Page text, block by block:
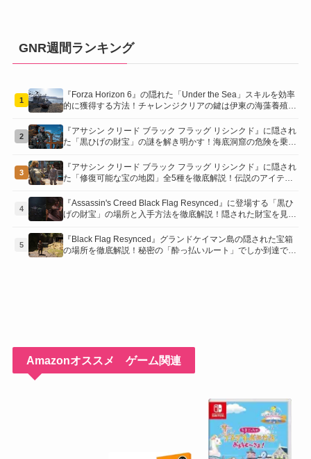
GNR週間ランキング
1
『Forza Horizon 6』の隠れた「Under the Sea」スキルを効率
的に獲得する方法！チャレンジクリアの鍵は伊東の海藻養殖場
2
『アサシン クリード ブラック フラッグ リシンクド』に隠され
た「黒ひげの財宝」の謎を解き明かす！海底洞窟の危険を乗り
3
『アサシン クリード ブラック フラッグ リシンクド』に隠され
た「修復可能な宝の地図」全5種を徹底解説！伝説のアイテム
コツを紹介！
4
『Assassin's Creed Black Flag Resynced』に登場する「黒ひ
げの財宝」の場所と入手方法を徹底解説！隠された財宝を見つ
5
『Black Flag Resynced』グランドケイマン島の隠された宝箱
の場所を徹底解説！秘密の「酔っ払いルート」でしか到達でき
Amazonオススメ ゲーム関連